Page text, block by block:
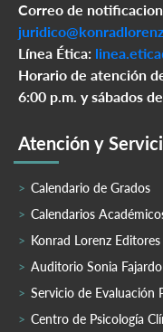
Correo de
Línea Ética:
Horario de atención
6:00 p.m. y sábados
Atención y
Calendario de Grados
Calendarios
Konrad Lorenz Editores
Auditorio Sonia
Servicio de Evaluación
Centro de Psicología